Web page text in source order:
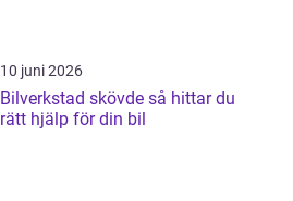
10 juni 2026
Bilverkstad skövde så hittar du
rätt hjälp för din bil